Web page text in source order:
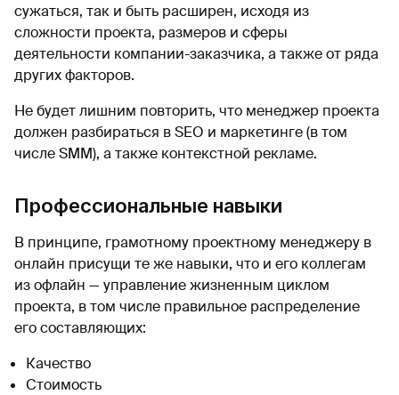
сужаться, так и быть расширен, исходя из
сложности проекта, размеров и сферы
деятельности компании-заказчика, а также от ряда
других факторов.
Не будет лишним повторить, что менеджер проекта
должен разбираться в SEO и маркетинге (в том
числе SMM), а также контекстной рекламе.
Профессиональные навыки
В принципе, грамотному проектному менеджеру в
онлайн присущи те же навыки, что и его коллегам
из офлайн — управление жизненным циклом
проекта, в том числе правильное распределение
его составляющих:
Качество
Стоимость